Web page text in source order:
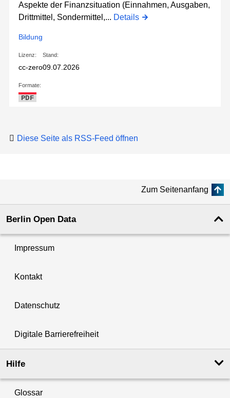
Aspekte der Finanzsituation (Einnahmen, Ausgaben,
Drittmittel, Sondermittel,... Details
Bildung
Lizenz:
cc-zero
Stand:
09.07.2026
Formate:
PDF
Diese Seite als RSS-Feed öffnen
Zum Seitenanfang
Berlin Open Data
Impressum
Kontakt
Datenschutz
Digitale Barrierefreiheit
Hilfe
Glossar